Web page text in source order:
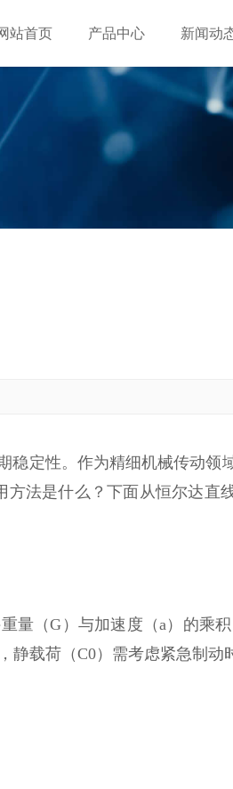
站首页 产品中心 新闻动
定性。作为精细机械传动领
法是什么？下面从恒尔达直
量（G）与加速度（a）的乘积
载荷（C0）需考虑紧急制动